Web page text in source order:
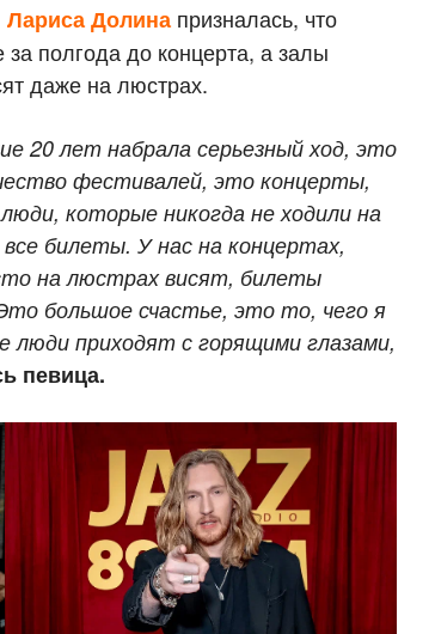
Лариса Долина призналась, что
полгода до концерта, а залы
даже на люстрах.
20 лет набрала серьезный ход, это
фестивалей, это концерты,
которые никогда не ходили на
билеты. У нас на концертах,
на люстрах висят, билеты
большое счастье, это то, чего я
люди приходят с горящими глазами,
певица.